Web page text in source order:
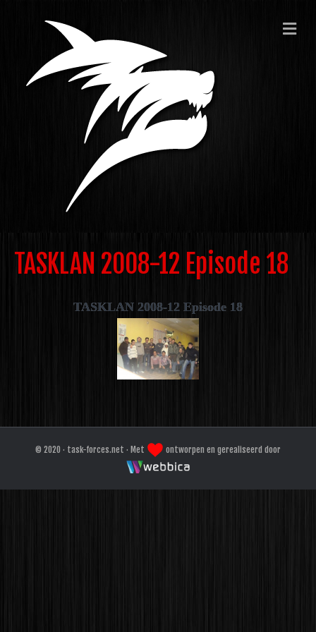
TASKLAN 2008-12 Episode 18
TASKLAN 2008-12 Episode 18
© 2020 · task-forces.net · Met ontworpen en gerealiseerd door